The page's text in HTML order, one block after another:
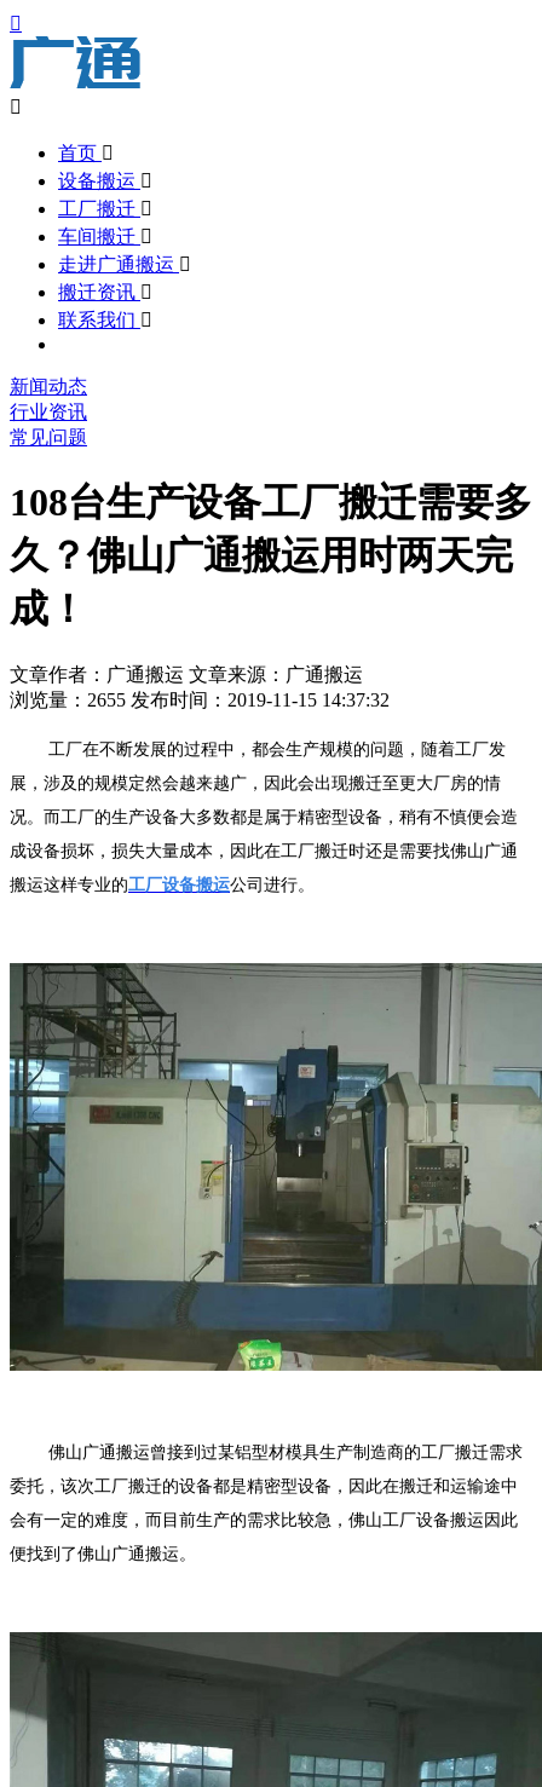


首页 
设备搬运 
工厂搬迁 
车间搬迁 
走进广通搬运 
搬迁资讯 
联系我们 
新闻动态
行业资讯
常见问题
108台生产设备工厂搬迁需要多
久？佛山广通搬运用时两天完
成！
文章作者：广通搬运 文章来源：广通搬运
浏览量：2655 发布时间：2019-11-15 14:37:32
工厂在不断发展的过程中，都会生产规模的问题，随着工厂发
展，涉及的规模定然会越来越广，因此会出现搬迁至更大厂房的情
况。而工厂的生产设备大多数都是属于精密型设备，稍有不慎便会造
成设备损坏，损失大量成本，因此在工厂搬迁时还是需要找佛山广通
搬运这样专业的工厂设备搬运公司进行。
佛山广通搬运曾接到过某铝型材模具生产制造商的工厂搬迁需求
委托，该次工厂搬迁的设备都是精密型设备，因此在搬迁和运输途中
会有一定的难度，而目前生产的需求比较急， 佛山工厂设备搬运 因此
便找到了佛山广通搬运。